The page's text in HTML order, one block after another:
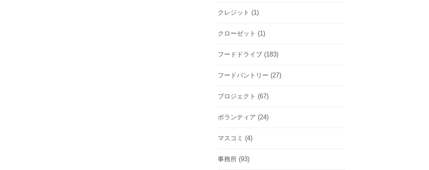
クレジット (1)
クローゼット (1)
フードドライブ (183)
フードパントリー (27)
プロジェクト (67)
ボランティア (24)
マスコミ (4)
事務所 (93)